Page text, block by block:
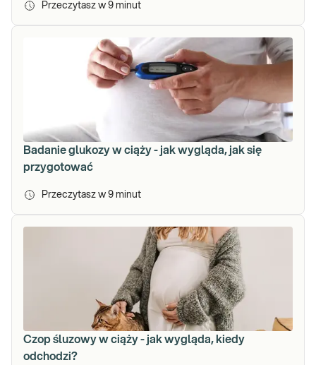
Przeczytasz w 9 minut
Badanie glukozy w ciąży - jak wygląda, jak się
przygotować
Przeczytasz w 9 minut
Czop śluzowy w ciąży - jak wygląda, kiedy
odchodzi?